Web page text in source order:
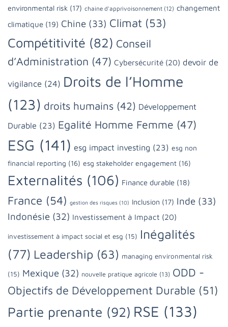
environmental risk (17) chaine d'apprivoisonnement (12) changement
climatique (19) Chine (33) Climat (53)
Compétitivité (82) Conseil
d’Administration (47) Cybersécurité (20) devoir de
vigilance (24) Droits de l’Homme
(123) droits humains (42) Développement
Durable (23) Egalité Homme Femme (47)
ESG (141) esg impact investing (23) esg non
financial reporting (16) esg stakeholder engagement (16)
Externalités (106) Finance durable (18)
France (54) gestion des risques (10) Inclusion (17) Inde (33)
Indonésie (32) Investissement à Impact (20)
investissement à impact social et esg (15) Inégalités
(77) Leadership (63) managing environmental risk
(15) Mexique (32) nouvelle pratique agricole (13) ODD -
Objectifs de Développement Durable (51)
Partie prenante (92) RSE (133)